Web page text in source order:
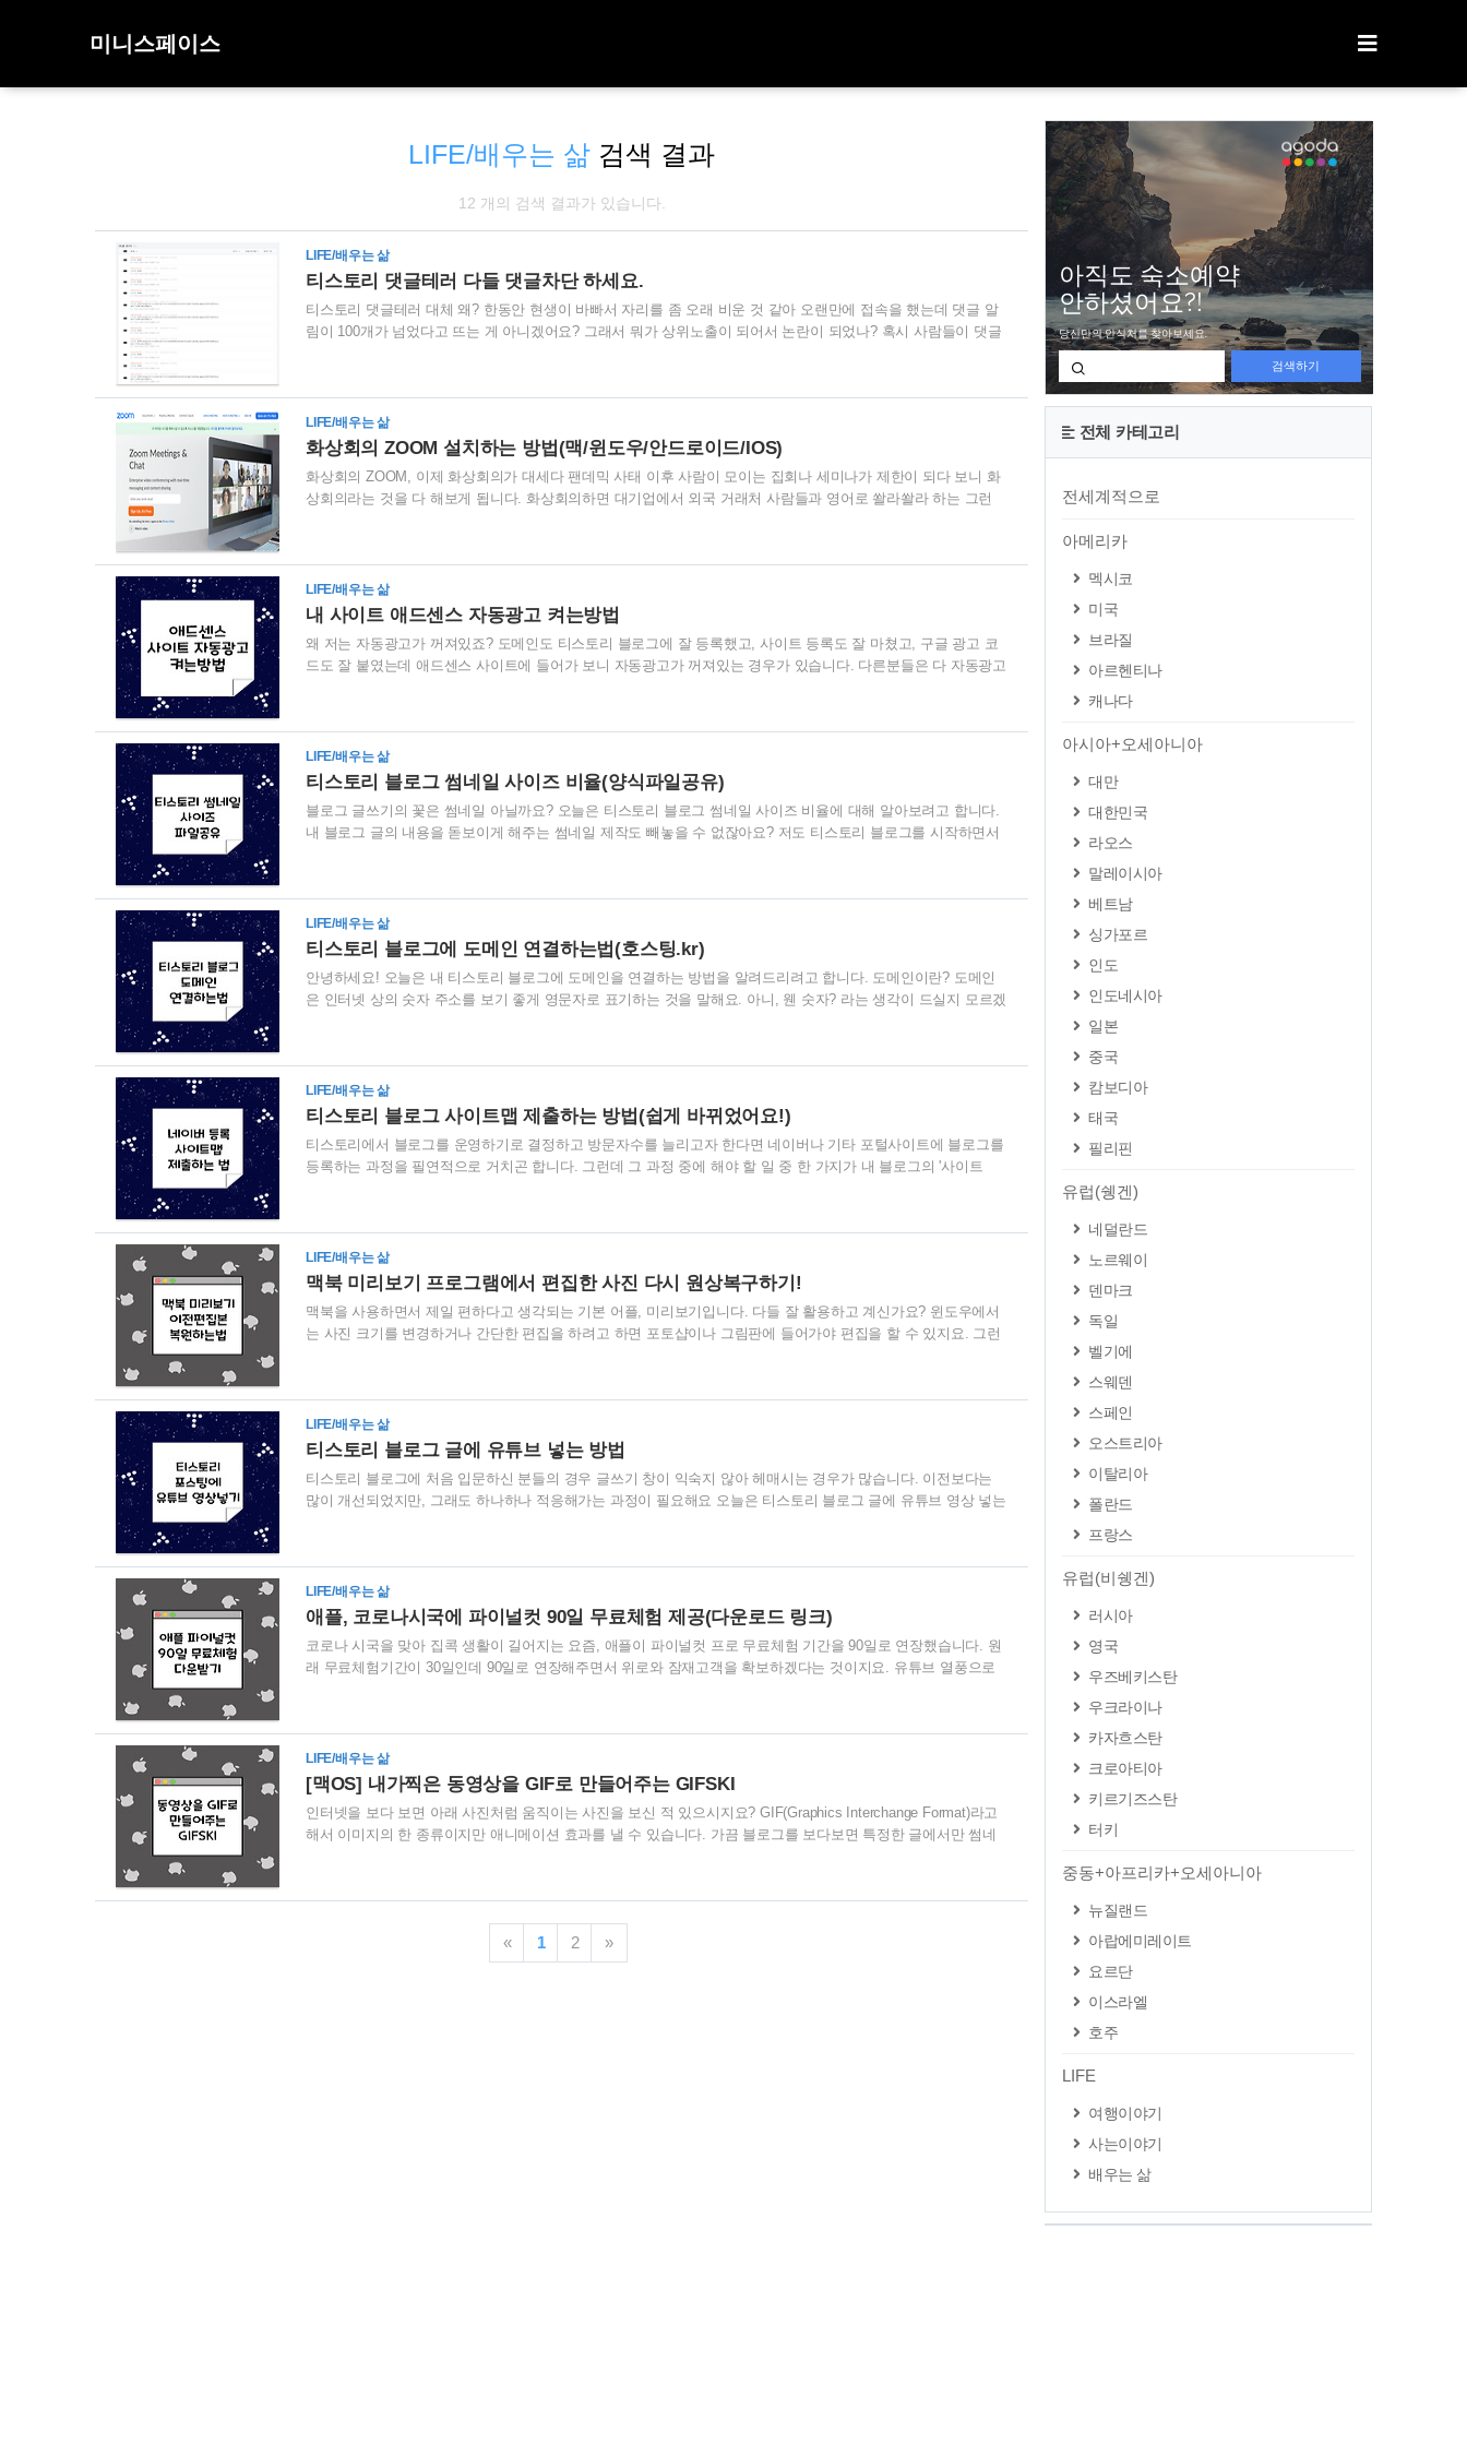
미니스페이스
LIFE/배우는 삶 검색 결과
12 개의 검색 결과가 있습니다.
LIFE/배우는 삶
티스토리 댓글테러 다들 댓글차단 하세요.
티스토리 댓글테러 대체 왜? 한동안 현생이 바빠서 자리를 좀 오래 비운 것 같아 오랜만에 접속을 했는데 댓글 알
림이 100개가 넘었다고 뜨는 게 아니겠어요? 그래서 뭐가 상위노출이 되어서 논란이 되었나? 혹시 사람들이 댓글
저의 수사본능을 자극하더라고요. 나름 블로그 경력이 꽤 오래된 지라 블로그 세계가 꽤 난장판이라는 걸 알고 있
기 때문에 추측을 좀 해 봤죠. 1. 매크로 댓글 달아서 체류시간 떨어트려 품질 저하시키기 2. 선량한 방문객에게 악
성 코드 띄우기 3. 자동화로 괜찮은 포스팅 본..
LIFE/배우는 삶
화상회의 ZOOM 설치하는 방법(맥/윈도우/안드로이드/IOS)
화상회의 ZOOM, 이제 화상회의가 대세다 팬데믹 사태 이후 사람이 모이는 집회나 세미나가 제한이 되다 보니 화
상회의라는 것을 다 해보게 됩니다. 화상회의하면 대기업에서 외국 거래처 사람들과 영어로 쏼라쏼라 하는 그런
그레이드를 노리고 있기 때문이죠(코쓱타드). 화상회의 ZOOM은 컴퓨터(윈도우/맥), 스마트폰, 태블릿 등 모든 기
기에서 사용 가능하다는 점이 최고 장점입니다. 기기를 가리지 않기 때문에 윈도우 사용자와 맥북 사용자, 그리고
컴퓨터가 없으신 분들도 스마트폰이 있으시다면 회..
LIFE/배우는 삶
내 사이트 애드센스 자동광고 켜는방법
왜 저는 자동광고가 꺼져있죠? 도메인도 티스토리 블로그에 잘 등록했고, 사이트 등록도 잘 마쳤고, 구글 광고 코
드도 잘 붙였는데 애드센스 사이트에 들어가 보니 자동광고가 꺼져있는 경우가 있습니다. 다른분들은 다 자동광고
어도, 꺼져있어도 문제 되는 것은 아닙니다. 그리고 혹여라도 꺼져있다면 그냥 켜면 됩니다. 걱정하지 마세요. 자
동광고, 켜는 게 좋나요? 끄는 게 좋나요? 자동광고는 구글에서 내 사이트나 블로그에 다양한 방법으로 광고를 자
동삽입해주는 기능입니다. 인피드광고(글 안에 넣는 광..
LIFE/배우는 삶
티스토리 블로그 썸네일 사이즈 비율(양식파일공유)
블로그 글쓰기의 꽃은 썸네일 아닐까요? 오늘은 티스토리 블로그 썸네일 사이즈 비율에 대해 알아보려고 합니다.
내 블로그 글의 내용을 돋보이게 해주는 썸네일 제작도 빼놓을 수 없잖아요? 저도 티스토리 블로그를 시작하면서
않더라고요. 특히 블로그 앱에서만 보면 외곽부분이 다 잘려나가서 그렇게 보기싫더군요. 최근 글 보기는 직사각
형형태, 모두 보기는 정사각형인데 정사각형의 중앙부분만 보여주기 때문에 상당히 불만족스럽게 느껴졌습니다.
티스토리 블로그 썸네일, 어디에 가져다 써도 어울리는 비율이..
LIFE/배우는 삶
티스토리 블로그에 도메인 연결하는법(호스팅.kr)
안녕하세요! 오늘은 내 티스토리 블로그에 도메인을 연결하는 방법을 알려드리려고 합니다. 도메인이란? 도메인
은 인터넷 상의 숫자 주소를 보기 좋게 영문자로 표기하는 것을 말해요. 아니, 웬 숫자? 라는 생각이 드실지 모르겠
니다. 영문주소는 사이트 소유 국가별로, 기관의 성격별로 다르게 지정하기 때문에 고유의 아이덴티티를 직관적으
로 나타내기도 합니다. 블로그를 운영하는데 도메인은 필수요소는 사실 아니에요. 티스토리에서 블로그를 생성하
면 이미 (개인이 설정한 블로그 주소). tis..
LIFE/배우는 삶
티스토리 블로그 사이트맵 제출하는 방법(쉽게 바뀌었어요!)
티스토리에서 블로그를 운영하기로 결정하고 방문자수를 늘리고자 한다면 네이버나 기타 포털사이트에 블로그를
등록하는 과정을 필연적으로 거치곤 합니다. 그런데 그 과정 중에 해야 할 일 중 한 가지가 내 블로그의 '사이트
어가면 이것저것 메뉴들이 많지만, 이를 한 번에 볼 수 있게 정리해놓은 '사이트맵' 페이지가 있는 곳도 있잖아요?
보통 홈페이지 최상단이나 하단에 위치해있는 경우가 많습니다. 서울시청 홈페이지 제일 하단에 보면 사이트맵이
있어요. 이런 식으로 쭉쭉 사이트에 있는 글들을 계층별..
LIFE/배우는 삶
맥북 미리보기 프로그램에서 편집한 사진 다시 원상복구하기!
맥북을 사용하면서 제일 편하다고 생각되는 기본 어플, 미리보기입니다. 다들 잘 활용하고 계신가요? 윈도우에서
는 사진 크기를 변경하거나 간단한 편집을 하려고 하면 포토샵이나 그림판에 들어가야 편집을 할 수 있지요. 그런
이 잘못되어서 되돌려야 할 상황이 생기더라고요 미리보기에서 이전 편집본으로 돌아갈 수 있다는 것 알고 계셨나
요? 이게 진짜 최고 꿀 기능입니다. 스샷도 다시 안 찍어도 되고 상당히 감사한 기능이죠! 오늘은 미리보기에서 편
집 이전 원본으로 돌아가는 법 알려드릴게요. 티스토리 블로..
LIFE/배우는 삶
티스토리 블로그 글에 유튜브 넣는 방법
티스토리 블로그에 처음 입문하신 분들의 경우 글쓰기 창이 익숙지 않아 헤매시는 경우가 많습니다. 이전보다는
많이 개선되었지만, 그래도 하나하나 적응해가는 과정이 필요해요 오늘은 티스토리 블로그 글에 유튜브 영상 넣는
튜브 영상을 넣기 위해서는 플러그인이라는 것을 설치해줘야 합니다. 티스토리에 로그인 하신 다음에 계정관리를
보면 개설한 블로그가 쭉 보이죠? 그중 글을 쓰실 블로그의 설정 메뉴로 들어가줍니다. 왼쪽의 메뉴를 쭉 보시면
플러그인이라는 것이 있습니다. 여기서 우리는 유튜브 영상을 ..
LIFE/배우는 삶
애플, 코로나시국에 파이널컷 90일 무료체험 제공(다운로드 링크)
코로나 시국을 맞아 집콕 생활이 길어지는 요즘, 애플이 파이널컷 프로 무료체험 기간을 90일로 연장했습니다. 원
래 무료체험기간이 30일인데 90일로 연장해주면서 위로와 잠재고객을 확보하겠다는 것이지요. 유튜브 열풍으로
매하면 영구 소장이 가능하기에 영상편집 프로그램 치고는 저렴한 가격이긴 하지만 이번 기회를 통해 90일간 프로
그램을 사용해보면서 나와 맞는지 테스트해보시고 구매하시면 현명한 구매가 될 것 같습니다. 설치 방법까지 안내
해 드릴 테니 천천히 따라오세요! 먼저 아래 링크를 통..
LIFE/배우는 삶
[맥OS] 내가찍은 동영상을 GIF로 만들어주는 GIFSKI
인터넷을 보다 보면 아래 사진처럼 움직이는 사진을 보신 적 있으시지요? GIF(Graphics Interchange Format)라고
해서 이미지의 한 종류이지만 애니메이션 효과를 낼 수 있습니다. 가끔 블로그를 보다보면 특정한 글에서만 썸네
GIF 만드는법 알려드리겠습니다^^ 오늘 소개해드릴 프로그램은 GIFSKI 라는 프로그램입니다. 앱스토어: 미국 앱
스토어 가격: 무료 기타 사항: 광고 없음 동영상을 GIF 파일로 손쉽게 바꿔주는 프로그램이에요. 무료이고, 프로그
« 1 2 »
전체 카테고리
전세계적으로
아메리카
멕시코
미국
브라질
아르헨티나
캐나다
아시아+오세아니아
대만
대한민국
라오스
말레이시아
베트남
싱가포르
인도
인도네시아
일본
중국
캄보디아
태국
필리핀
유럽(쉥겐)
네덜란드
노르웨이
덴마크
독일
벨기에
스웨덴
스페인
오스트리아
이탈리아
폴란드
프랑스
유럽(비쉥겐)
러시아
영국
우즈베키스탄
우크라이나
카자흐스탄
크로아티아
키르기즈스탄
터키
중동+아프리카+오세아니아
뉴질랜드
아랍에미레이트
요르단
이스라엘
호주
LIFE
여행이야기
사는이야기
배우는 삶